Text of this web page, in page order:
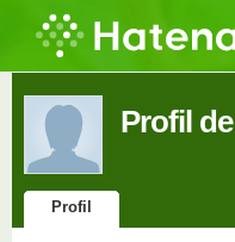
Profil
Profil